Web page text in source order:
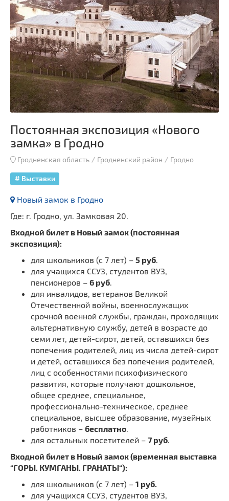
Постоянная экспозиция «Нового
замка» в Гродно
Гродненская область Гродненский район Гродно
# Выставки
Новый замок в Гродно
Где: г. Гродно, ул. Замковая 20.
Входной билет в Новый замок (постоянная
экспозиция):
для школьников (с 7 лет) – 5 руб.
для учащихся ССУЗ, студентов ВУЗ,
пенсионеров – 6 руб.
для инвалидов, ветеранов Великой
Отечественной войны, военнослужащих
срочной военной службы, граждан, проходящих
альтернативную службу, детей в возрасте до
семи лет, детей-сирот, детей, оставшихся без
попечения родителей, лиц из числа детей-сирот
и детей, оставшихся без попечения родителей,
лиц с особенностями психофизического
развития, которые получают дошкольное,
общее среднее, специальное,
профессионально-техническое, среднее
специальное, высшее образование, музейных
работников – бесплатно.
для остальных посетителей – 7 руб.
Входной билет в Новый замок (временная выставка
“ГОРЫ. КУМГАНЫ. ГРАНАТЫ“):
для школьников (с 7 лет) – 1 руб.
для учащихся ССУЗ, студентов ВУЗ,